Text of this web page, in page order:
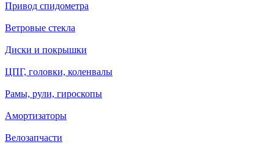
Привод спидометра
Ветровые стекла
Диски и покрышки
ЦПГ, головки, коленвалы
Рамы, рули, гироскопы
Амортизаторы
Велозапчасти